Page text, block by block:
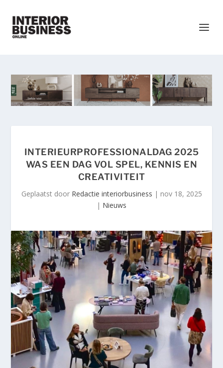
INTERIEURPROFESSIONALDAG 2025
WAS EEN DAG VOL SPEL, KENNIS EN
CREATIVITEIT
Geplaatst door Redactie interiorbusiness | nov 18, 2025
| Nieuws